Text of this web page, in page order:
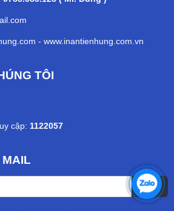
- www.inantienhung.com.vn
TÔI
cập: 1122057